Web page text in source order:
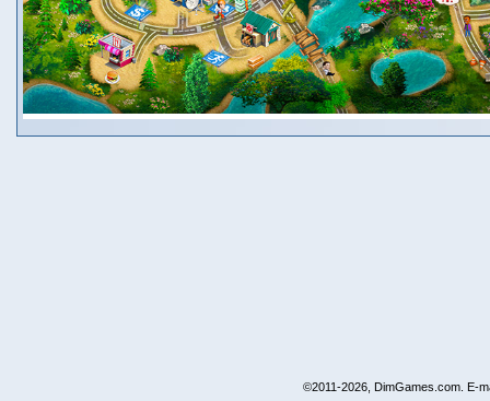
©2011-2026, DimGames.com. E-